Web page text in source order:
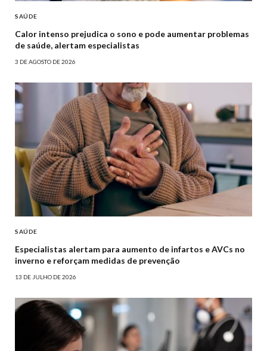
SAÚDE
Calor intenso prejudica o sono e pode aumentar problemas
de saúde, alertam especialistas
3 DE AGOSTO DE 2026
SAÚDE
Especialistas alertam para aumento de infartos e AVCs no
inverno e reforçam medidas de prevenção
13 DE JULHO DE 2026